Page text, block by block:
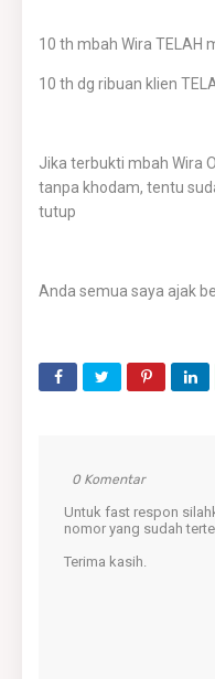
10 th mbah Wira
10 th dg ribuan klien
Jika terbukti mbah Wira
tanpa khodam, tentu
tutup
Anda semua saya ajak
0 Komentar
Untuk fast respon
nomor yang sudah
Terima kasih.